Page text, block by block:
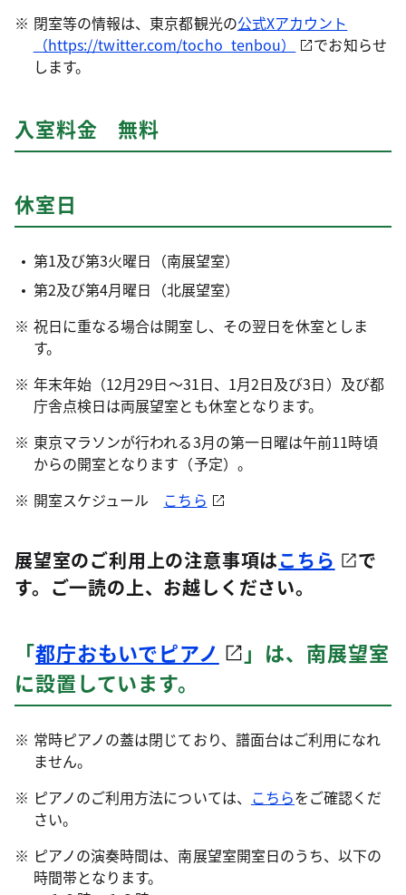
閉室等の情報は、東京都観光の公式Xアカウント
（https://twitter.com/tocho_tenbou）
でお知らせ
します。
入室料金 無料
休室日
第1及び第3火曜日（南展望室）
第2及び第4月曜日（北展望室）
祝日に重なる場合は開室し、その翌日を休室としま
す。
年末年始（12月29日～31日、1月2日及び3日）及び都
庁舎点検日は両展望室とも休室となります。
東京マラソンが行われる3月の第一日曜は午前11時頃
からの開室となります（予定）。
開室スケジュール こちら
展望室のご利用上の注意事項はこちら
で
す。ご一読の上、お越しください。
「都庁おもいでピアノ
」は、南展望室
に設置しています。
常時ピアノの蓋は閉じており、譜面台はご利用になれ
ません。
ピアノのご利用方法については、 こちらをご確認くだ
さい。
ピアノの演奏時間は、南展望室開室日のうち、以下の
時間帯となります。